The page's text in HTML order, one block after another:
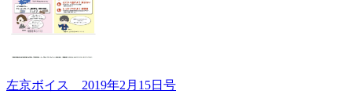
左京ボイス 2019年2月15日号